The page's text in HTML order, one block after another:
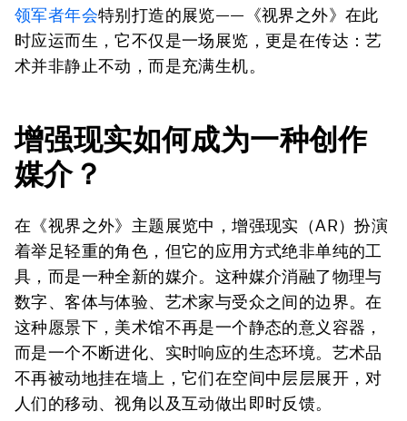
领军者年会特别打造的展览——《视界之外》在此
时应运而生，它不仅是一场展览，更是在传达：艺
术并非静止不动，而是充满生机。
增强现实如何成为一种创作
媒介？
在《视界之外》主题展览中，增强现实（AR）扮演
着举足轻重的角色，但它的应用方式绝非单纯的工
具，而是一种全新的媒介。这种媒介消融了物理与
数字、客体与体验、艺术家与受众之间的边界。在
这种愿景下，美术馆不再是一个静态的意义容器，
而是一个不断进化、实时响应的生态环境。艺术品
不再被动地挂在墙上，它们在空间中层层展开，对
人们的移动、视角以及互动做出即时反馈。